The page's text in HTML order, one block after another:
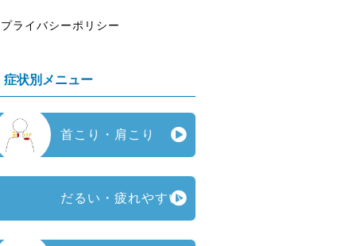
プライバシーポリシー
症状別メニュー
首こり・肩こり
だるい・疲れやすい